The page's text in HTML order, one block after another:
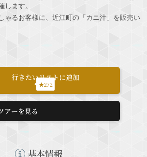
ます。
ゃるお客様に、近江町の「カニ汁」を販売い
行きたいリストに追加
★272
アーを見る
基本情報